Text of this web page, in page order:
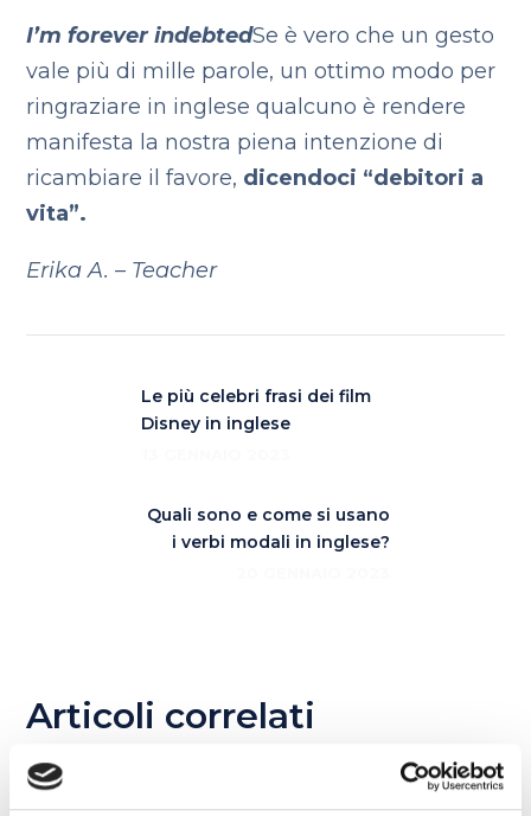
I’m forever indebtedSe è vero che un gesto
vale più di mille parole, un ottimo modo per
ringraziare in inglese qualcuno è rendere
manifesta la nostra piena intenzione di
ricambiare il favore, dicendoci “debitori a
vita”.
Erika A. – Teacher
Le più celebri frasi dei film
Disney in inglese
Quali sono e come si usano
i verbi modali in inglese?
Articoli correlati